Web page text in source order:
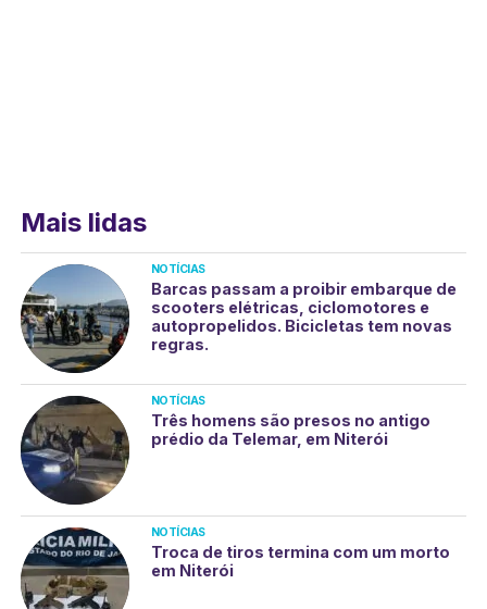
Mais lidas
NOTÍCIAS
Barcas passam a proibir embarque de
scooters elétricas, ciclomotores e
autopropelidos. Bicicletas tem novas
regras.
NOTÍCIAS
Três homens são presos no antigo
prédio da Telemar, em Niterói
NOTÍCIAS
Troca de tiros termina com um morto
em Niterói